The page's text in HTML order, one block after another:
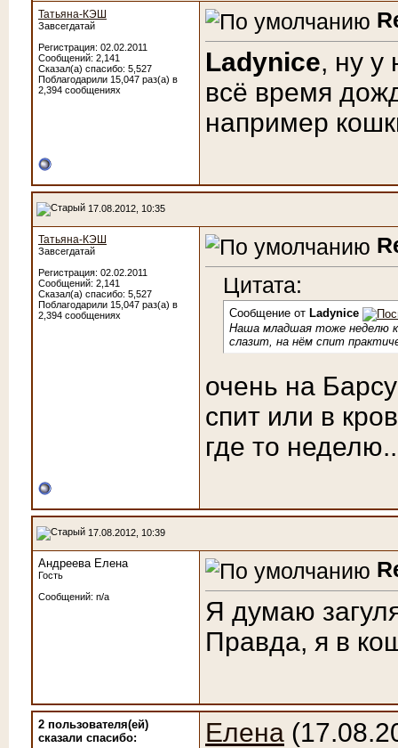
Татьяна-КЭШ
Завсегдатай
Регистрация: 02.02.2011
Сообщений: 2,141
Сказал(а) спасибо: 5,527
Поблагодарили 15,047 раз(а) в
2,394 сообщениях
Ladynice, ну у
всё время
например
17.08.2012, 10:35
Татьяна-КЭШ
Завсегдатай
Регистрация: 02.02.2011
Сообщений: 2,141
Сказал(а) спасибо: 5,527
Поблагодарили 15,047 раз(а) в
2,394 сообщениях
Цитата:
Сообщение от Ladynice
Наша младшая тоже неделю
слазит, на нём спит
очень на
спит или в
где то
17.08.2012, 10:39
Андреева Елена
Гость
Сообщений: n/a
Я думаю
Правда, я в
2 пользователя(ей)
сказали cпасибо:
Елена